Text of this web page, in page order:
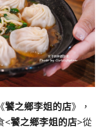
饕之鄉李姐的店》，
<饕之鄉李姐的店>從